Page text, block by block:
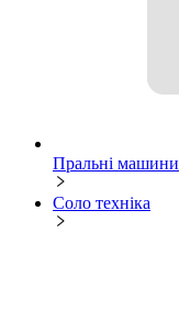
Пральні машини
Соло техніка